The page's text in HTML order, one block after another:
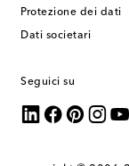
Protezione dei dati
Dati societari
Seguici su